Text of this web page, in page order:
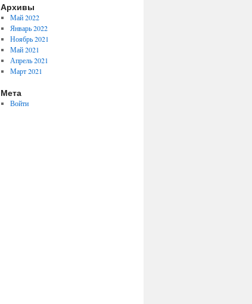
Архивы
Май 2022
Январь 2022
Ноябрь 2021
Май 2021
Апрель 2021
Март 2021
Мета
Войти